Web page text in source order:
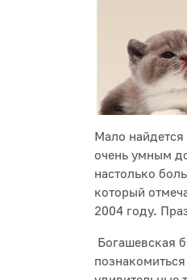
Мало
очень умным
настолько
который
2004 году.
Богашевская